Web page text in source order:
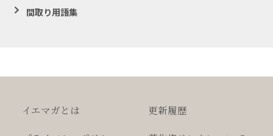
間取り用語集
イエマガとは 更新履歴